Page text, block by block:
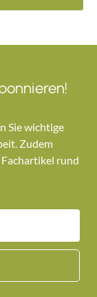
Sie wichtige
Zudem
rund